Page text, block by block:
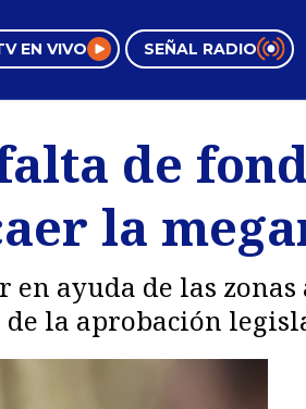
EN VIVO SEÑAL RADIO
Tendencias
Videos
de
la
ayuda de las zonas
la aprobación